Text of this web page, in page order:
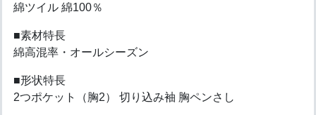
綿ツイル 綿100％
■素材特長
綿高混率・オールシーズン
■形状特長
2つポケット（胸2） 切り込み袖 胸ペンさし